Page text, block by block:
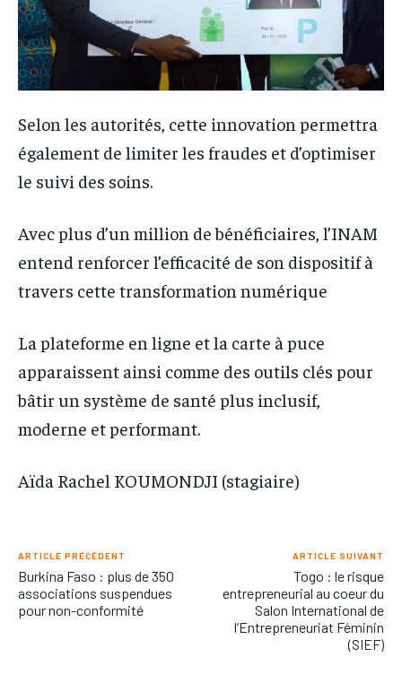
Selon les autorités, cette innovation permettra
également de limiter les fraudes et d’optimiser
le suivi des soins.
Avec plus d’un million de bénéficiaires, l’INAM
entend renforcer l’efficacité de son dispositif à
travers cette transformation numérique
La plateforme en ligne et la carte à puce
apparaissent ainsi comme des outils clés pour
bâtir un système de santé plus inclusif,
moderne et performant.
Aïda Rachel KOUMONDJI (stagiaire)
ARTICLE PRÉCÉDENT
Burkina Faso : plus de 350
associations suspendues
pour non-conformité
ARTICLE SUIVANT
Togo : le risque
entrepreneurial au coeur du
Salon International de
l’Entrepreneuriat Féminin
(SIEF)